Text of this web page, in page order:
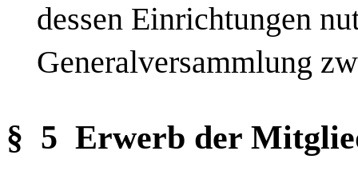
dessen Einrichtungen
Generalversammlung
§ 5 Erwerb der